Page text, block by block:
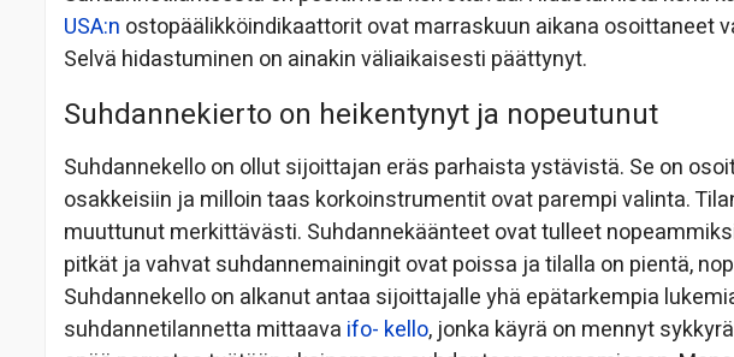
USA:n ostopäälikköindikaattorit ovat marraskuun aikana osoittaneet
Selvä hidastuminen on ainakin väliaikaisesti päättynyt.
Suhdannekierto on heikentynyt ja nopeutunut
Suhdannekello on ollut sijoittajan eräs parhaista ystävistä. Se on
osakkeisiin ja milloin taas korkoinstrumentit ovat parempi valinta.
muuttunut merkittävästi. Suhdannekäänteet ovat tulleet
pitkät ja vahvat suhdannemainingit ovat poissa ja tilalla on pientä,
Suhdannekello on alkanut antaa sijoittajalle yhä epätarkempia
suhdannetilannetta mittaava ifo- kello, jonka käyrä on mennyt